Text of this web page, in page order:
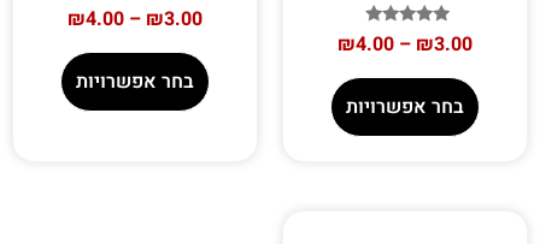
דורג
5.00₪3.00
–
₪4.00
בחר אפשרויות
₪3.00
–
₪4.00
בחר אפשרויות